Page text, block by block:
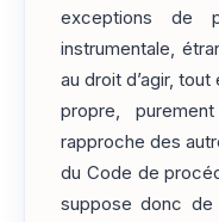
exceptions de
instrumentale,
au droit d’agir,
propre,
rapproche des
du Code de
suppose donc de